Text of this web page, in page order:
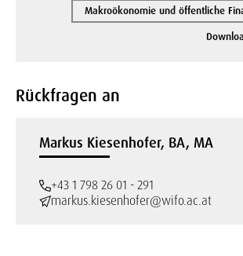
Makroökonomie und öffentliche
Rückfragen an
Markus Kiesenhofer, BA, MA
+43 1 798 26 01 - 291
markus.kiesenhofer@wifo.ac.at